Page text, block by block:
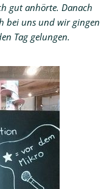
gut anhörte. Danach
bei uns und wir gingen
Tag gelungen.